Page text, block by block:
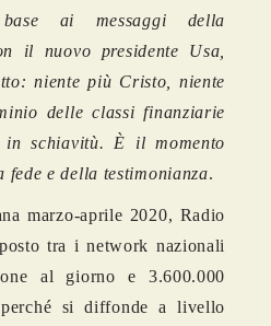
ai messaggi della
il nuovo presidente Usa,
niente più Cristo, niente
delle classi finanziarie
in schiavitù. È il momento
fede e della testimonianza.
marzo-aprile 2020, Radio
tra i network nazionali
al giorno e 3.600.000
perché si diffonde a livello